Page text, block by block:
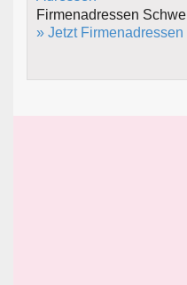
Firmenadressen
» Jetzt Firmenadressen